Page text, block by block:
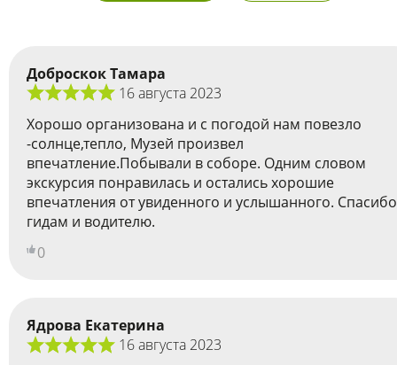
Доброскок Тамара
16 августа 2023
Хорошо организована и с погодой нам повезло
-солнце,тепло, Музей произвел
впечатление.Побывали в соборе. Одним словом
экскурсия понравилась и остались хорошие
впечатления от увиденного и услышанного. Спасибо
гидам и водителю.
0
Ядрова Екатерина
16 августа 2023